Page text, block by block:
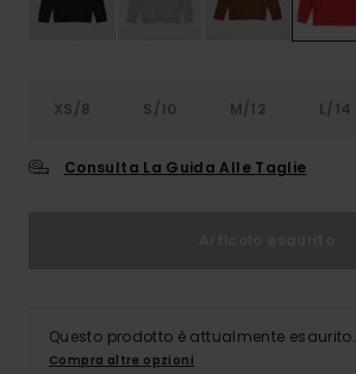
XS/8 S/10 M/12 L/14
Consulta La Guida Alle Taglie
Questo prodotto è attualmente esaurito.
Compra altre opzioni